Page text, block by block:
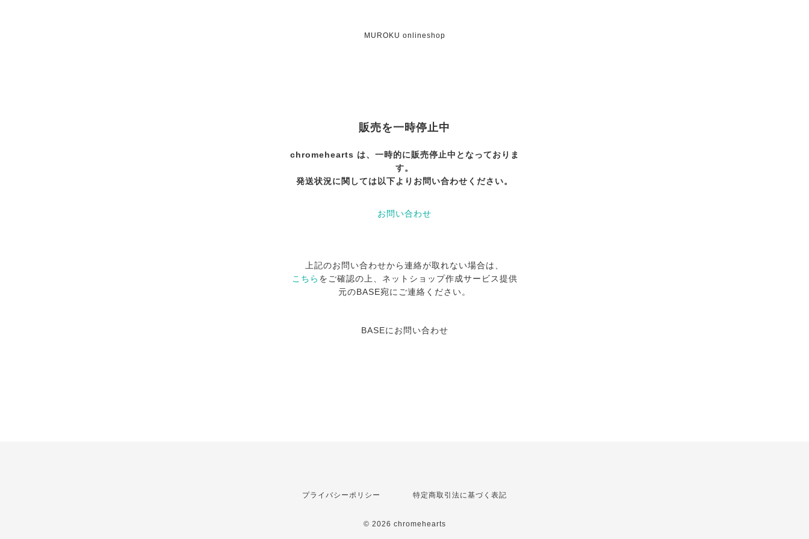
MUROKU onlineshop
販売を一時停止中
chromehearts は、一時的に販売停止中となっておりま
す。
発送状況に関しては以下よりお問い合わせください。
お問い合わせ
上記のお問い合わせから連絡が取れない場合は、
こちら をご確認の上、ネットショップ作成サービス提供
元のBASE宛にご連絡ください。
BASEにお問い合わせ
プライバシーポリシー 特定商取引法に基づく表記
© 2026 chromehearts